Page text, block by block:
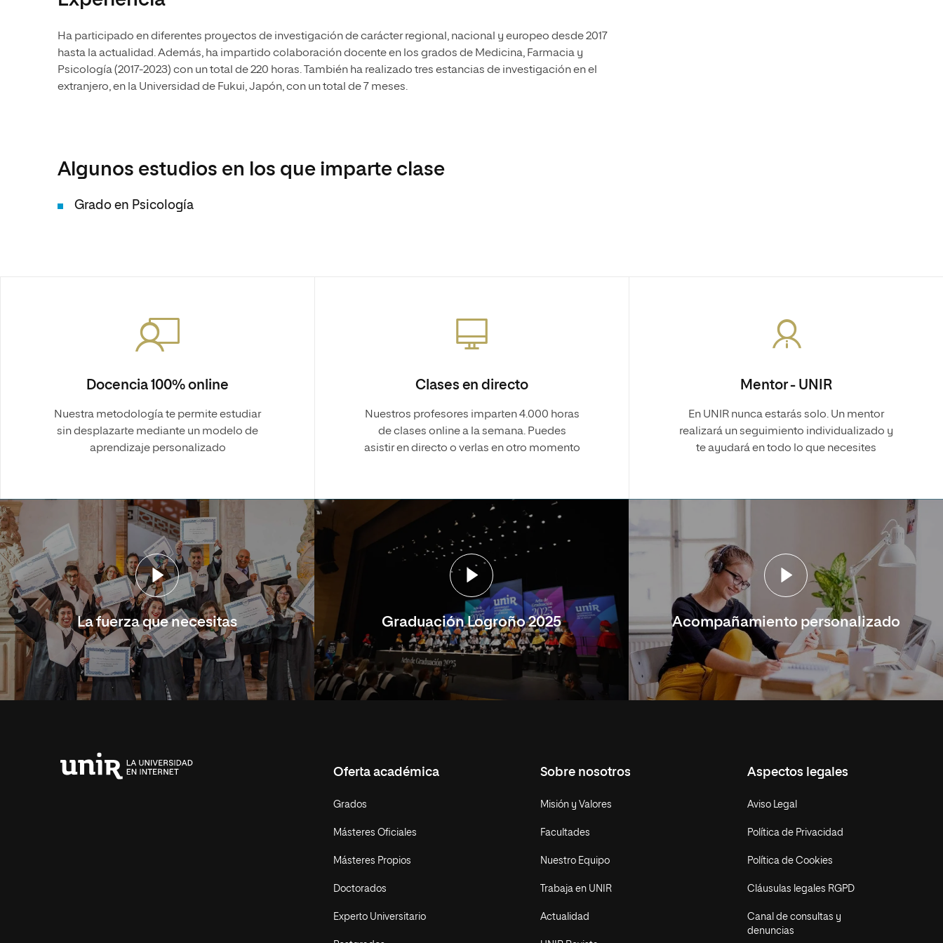
Ha participado en diferentes proyectos de investigación de carácter regional, nacional y europeo desde 2017
hasta la actualidad. Además, ha impartido colaboración docente en los grados de Medicina, Farmacia y
Psicología (2017-2023) con un total de 220 horas. También ha realizado tres estancias de investigación en el
extranjero, en la Universidad de Fukui, Japón, con un total de 7 meses.
Algunos estudios en los que imparte clase
Grado en Psicología
Docencia 100% online
Nuestra metodología te permite estudiar
sin desplazarte mediante un modelo de
aprendizaje personalizado
Clases en directo
Nuestros profesores imparten 4.000 horas
de clases online a la semana. Puedes
asistir en directo o verlas en otro momento
Mentor - UNIR
En UNIR nunca estarás solo. Un mentor
realizará un seguimiento individualizado y
te ayudará en todo lo que necesites
La fuerza que necesitas Graduación Logroño 2025 Acompañamiento personalizado
Oferta académica
Grados
Másteres Oficiales
Másteres Propios
Doctorados
Experto Universitario
Sobre nosotros
Misión y Valores
Facultades
Nuestro Equipo
Trabaja en UNIR
Actualidad
Aspectos legales
Aviso Legal
Política de Privacidad
Política de Cookies
Cláusulas legales RGPD
Canal de consultas y
denuncias